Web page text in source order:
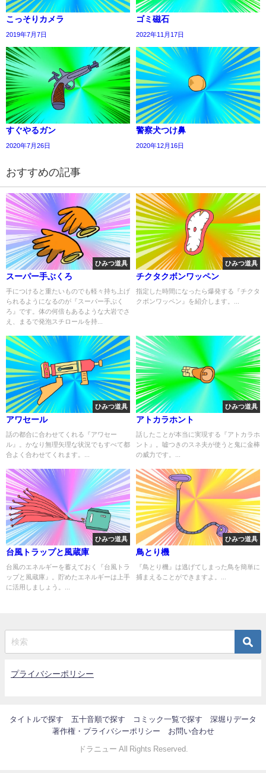
こっそりカメラ
2019年7月7日
ゴミ磁石
2022年11月17日
すぐやるガン
2020年7月26日
警察犬つけ鼻
2020年12月16日
おすすめの記事
ひみつ道具
スーパー手ぶくろ
手につけると重たいものでも軽々持ち上げ
られるようになるのが『スーパー手ぶく
ろ』です。体の何倍もあるような大岩でさ
え、まるで発泡スチロールを持...
ひみつ道具
チクタクボンワッペン
指定した時間になったら爆発する『チクタ
クボンワッペン』を紹介します。...
ひみつ道具
アワセール
話の都合に合わせてくれる『アワセー
ル』。かなり無理矢理な状況でもすべて都
合よく合わせてくれます。...
ひみつ道具
アトカラホント
話したことが本当に実現する『アトカラホ
ント』。嘘つきのスネ夫が使うと鬼に金棒
の威力です。...
ひみつ道具
台風トラップと風蔵庫
台風のエネルギーを蓄えておく『台風トラ
ップと風蔵庫』。貯めたエネルギーは上手
に活用しましょう。...
ひみつ道具
鳥とり機
『鳥とり機』は逃げてしまった鳥を簡単に
捕まえることができますよ。...
プライバシーポリシー
タイトルで探す 五十音順で探す コミック一覧で探す
深堀りデータ
著作権・プライバシーポリシー
お問い合わせ
ドラニュー All Rights Reserved.